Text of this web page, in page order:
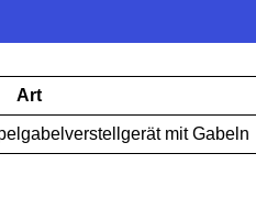
Art
mit Gabeln